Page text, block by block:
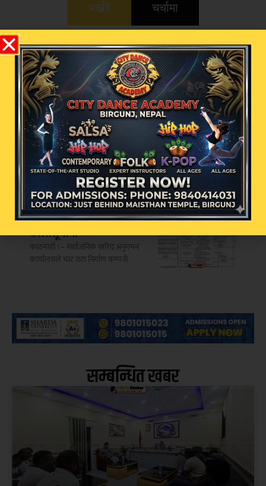
भर्खरै चर्चामा
दिलायो १० लाख ! शिव कृष्ण
जनरल स्टोरका ग्राहक बने
पहिलो बम्पर विजेता
काठमाडौं– केवल २५० रुपैयाँको सामान
खरिद गरेर सक्कली बिल लिएका
तेल चोरीको आरोपमा सौदागर
पेट्रोल पम्पका सञ्चालक सुनैन
मियाँसहित सात जना पक्राउ
वीरगन्ज– सरकारी इन्धन चोरी गरेको
आरोपमा पर्सा प्रहरीले वीरगन्जस्थित
सौदागर
चार निर्माण कम्पनी
कालोसूचीमा
काठमाडौं ।– सार्वजनिक खरिद अनुगमन
कार्यालयले चार वटा निर्माण कम्पनी
सम्बन्धित खबर